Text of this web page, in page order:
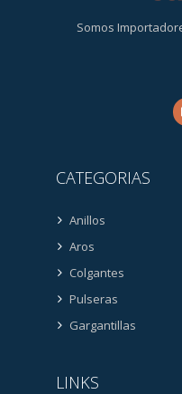
Somos
CATEGORIAS
Anillos
Aros
Colgantes
Pulseras
Gargantillas
LINKS